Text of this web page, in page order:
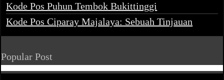
Kode Pos Puhun Tembok Bukittinggi
Kode Pos Ciparay Majalaya: Sebuah Tinjauan
Popular Post